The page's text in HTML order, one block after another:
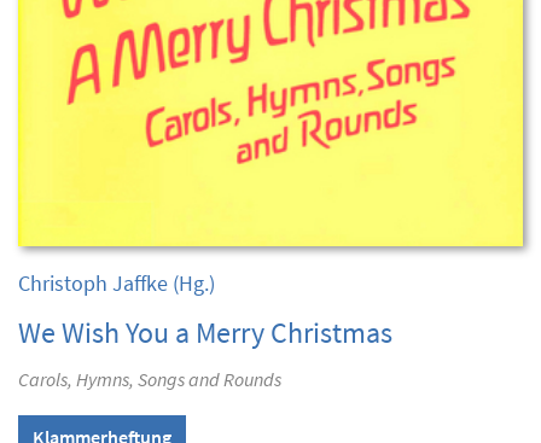
Christoph Jaffke (Hg.)
We Wish You a Merry Christmas
Carols, Hymns, Songs and Rounds
Klammerheftung